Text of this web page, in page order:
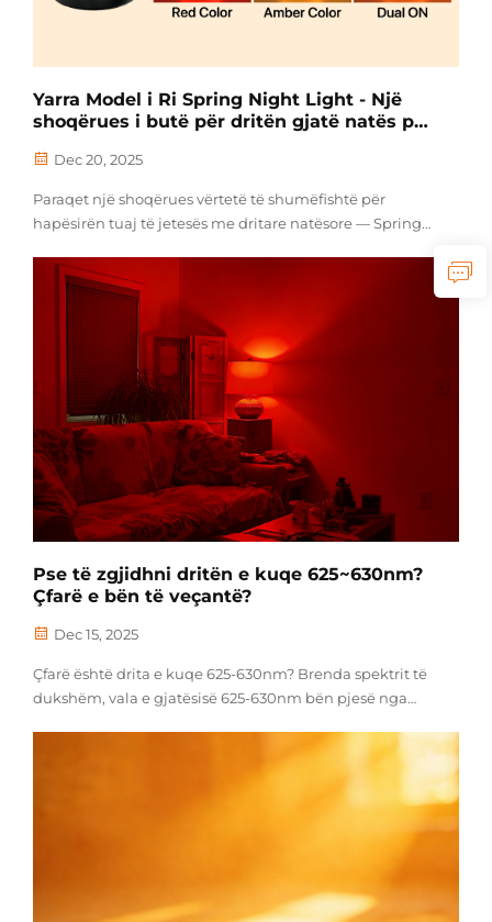
Yarra Model i Ri Spring Night Light - Një
shoqërues i butë për dritën gjatë natës për
Dec 20, 2025
Paraqet një shoqërues vërtetë të shumëfishtë për
hapësirën tuaj të jetesës me dritare natësore — Spring
probleme në çdo kënd të shtëpisë suaj, ju ofron liri për
të krijuar dritën perfekte për çdo moment. Zgjidhni...
Pse të zgjidhni dritën e kuqe 625~630nm?
Çfarë e bën të veçantë?
Dec 15, 2025
Çfarë është drita e kuqe 625-630nm? Brenda spektrit të
dukshëm, vala e gjatësisë 625-630nm bën pjesë nga
dukshme dhe infrakuqe. Kjo gamë e dritës së kuqe ka